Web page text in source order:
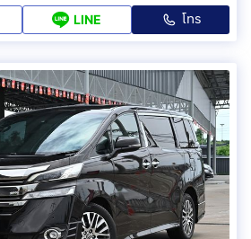
LINE โทร